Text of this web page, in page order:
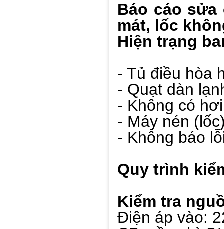
Báo cáo
mát, lốc
Hiện trạng
- Tủ điều hòa
- Quạt dàn
- Không có
- Máy nén
- Không báo
Quy trình
Kiểm tra
Điện áp vào: